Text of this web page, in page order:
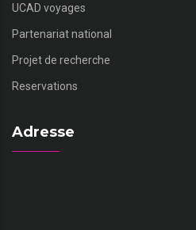
UCAD voyages
Partenariat national
Projet de recherche
Reservations
Adresse